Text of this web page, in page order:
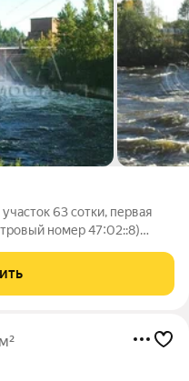
63 сотки, первая
номер 47:02::8)
используется вид